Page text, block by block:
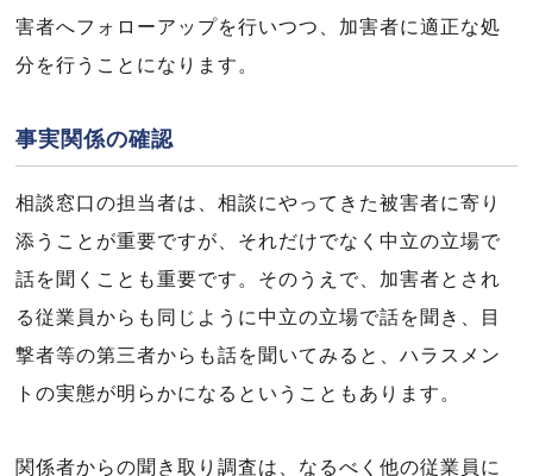
害者へフォローアップを行いつつ、加害者に適正な処
分を行うことになります。
事実関係の確認
相談窓口の担当者は、相談にやってきた被害者に寄り
添うことが重要ですが、それだけでなく中立の立場で
話を聞くことも重要です。そのうえで、加害者とされ
る従業員からも同じように中立の立場で話を聞き、目
撃者等の第三者からも話を聞いてみると、ハラスメン
トの実態が明らかになるということもあります。
関係者からの聞き取り調査は、なるべく他の従業員に